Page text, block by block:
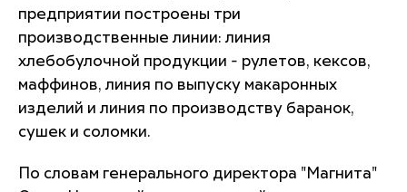
предприятии построены три
производственные линии: линия
хлебобулочной продукции - рулетов, кексов,
маффинов, линия по выпуску макаронных
изделий и линия по производству баранок,
сушек и соломки.
По словам генерального директора "Магнита"